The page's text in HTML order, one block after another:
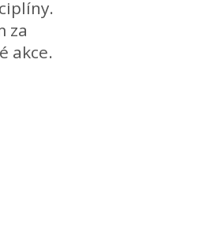
za
akce.